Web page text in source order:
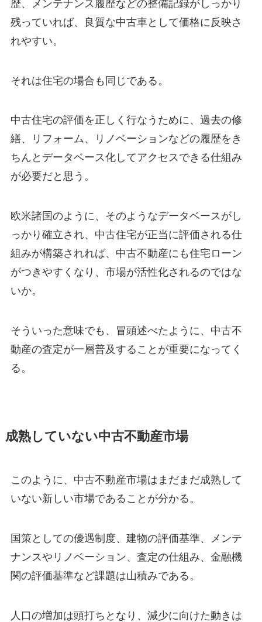
歴、メンテナンス履歴などの整備記録がしっかり
残っていれば、良質な中古車として価格に反映さ
れやすい。
それは住宅の場合も同じである。
中古住宅の評価を正しく行なうために、過去の修
繕、リフォーム、リノベーションなどの履歴をき
ちんとデータベース化してアクセスできる仕組み
が必要だと思う。
欧米諸国のように、そのようなデータベースがし
っかり確立され、中古住宅が正当に評価される仕
組みが構築されれば、中古不動産にも住宅ローン
がつきやすくなり、市場が活性化されるのではな
いか。
そういった意味でも、冒頭述べたように、中古不
動産の査定が一層普及することが重要になってく
る。
成熟していない中古不動産市場
このように、中古不動産市場はまだまだ成熟して
いない新しい市場であることが分かる。
国策としての優遇制度、建物の評価基準、メンテ
ナンスやリノベーション、査定の仕組み、金融機
関の評価基準など課題は山積みである。
人口の増加は頭打ちとなり、減少に向けた動きは